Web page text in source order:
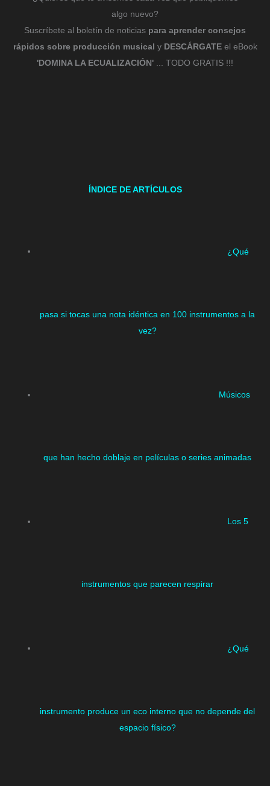
algo nuevo?
Suscríbete al boletín de noticias para aprender consejos
rápidos sobre producción musical y DESCÁRGATEel eBook
'DOMINA LA ECUALIZACIÓN' ... TODO GRATIS !!!
ÍNDICE DE ARTÍCULOS
¿Qué
pasa si tocas una nota idéntica en 100 instrumentos a la
vez?
Músicos
que han hecho doblaje en películas o series animadas
Los 5
instrumentos que parecen respirar
¿Qué
instrumento produce un eco interno que no depende del
espacio físico?